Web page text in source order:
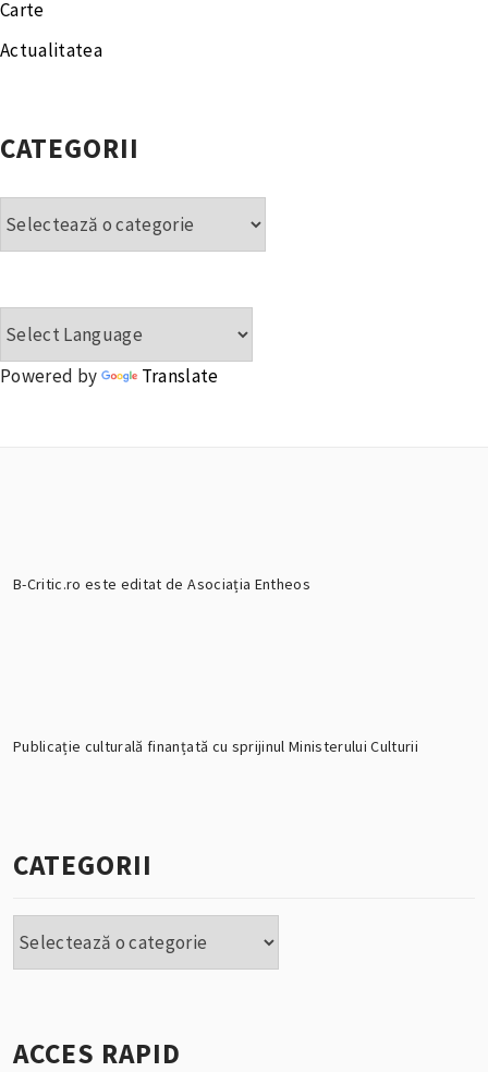
Carte
Actualitatea
CATEGORII
Powered by Translate
B-Critic.ro este editat de Asociația Entheos
Publicație culturală finanțată cu sprijinul Ministerului Culturii
CATEGORII
ACCES RAPID